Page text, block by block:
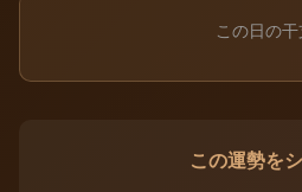
この日の干
この運勢を